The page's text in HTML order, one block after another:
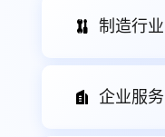
制造行业
企业服务